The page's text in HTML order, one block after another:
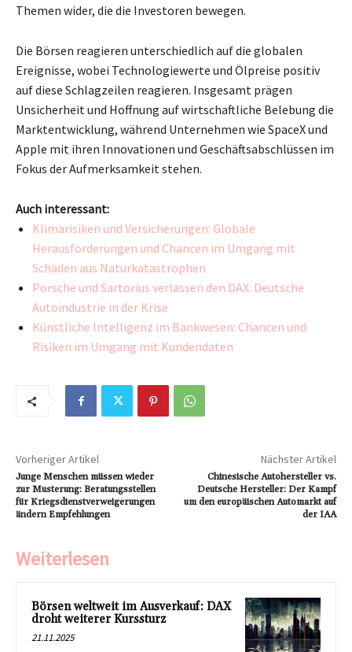
Themen wider, die die Investoren bewegen.
Die Börsen reagieren unterschiedlich auf die globalen
Ereignisse, wobei Technologiewerte und Ölpreise positiv
auf diese Schlagzeilen reagieren. Insgesamt prägen
Unsicherheit und Hoffnung auf wirtschaftliche Belebung die
Marktentwicklung, während Unternehmen wie SpaceX und
Apple mit ihren Innovationen und Geschäftsabschlüssen im
Fokus der Aufmerksamkeit stehen.
Auch interessant:
Klimarisiken und Versicherungen: Globale
Herausforderungen und Chancen im Umgang mit
Schäden aus Naturkatastrophen
Porsche und Sartorius verlassen den DAX: Deutsche
Autoindustrie in der Krise
Künstliche Intelligenz im Bankwesen: Chancen und
Risiken im Umgang mit Kundendaten
Vorheriger Artikel
Junge Menschen müssen wieder
zur Musterung: Beratungsstellen
für Kriegsdienstverweigerungen
ändern Empfehlungen
Nächster Artikel
Chinesische Autohersteller vs.
Deutsche Hersteller: Der Kampf
um den europäischen Automarkt auf
der IAA
Weiterlesen
Börsen weltweit im Ausverkauf: DAX
droht weiterer Kurssturz
21.11.2025